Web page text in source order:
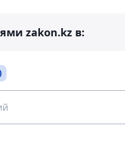
zakon.kz в: